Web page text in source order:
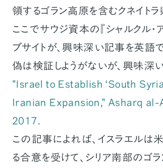
領するゴラン高原を含むクネイトラ
ここでサウジ資本の『シャルクル・
ブサイトが、興味深い記事を英語
偽は検証しようがないが、興味深い
"Israel to Establish ‘South
Iranian Expansion," Asharq al-
2017.
この記事によれば、イスラエルは米
る合意を受けて、シリア南部のゴ